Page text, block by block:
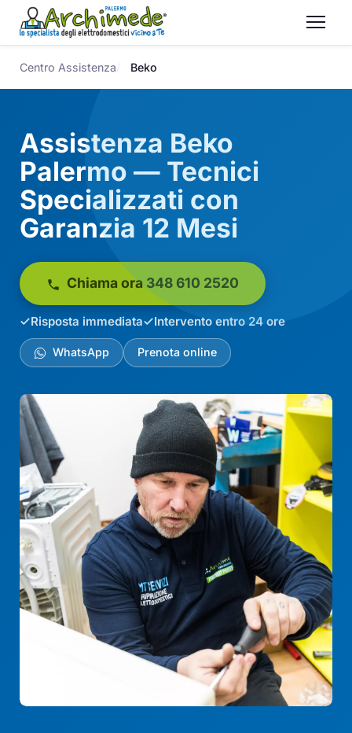
Centro Assistenza Beko
Assistenza Beko
Palermo — Tecnici
Specializzati con
Garanzia 12 Mesi
Chiama ora 348 610 2520
Risposta immediata Intervento entro 24 ore
WhatsApp Prenota online